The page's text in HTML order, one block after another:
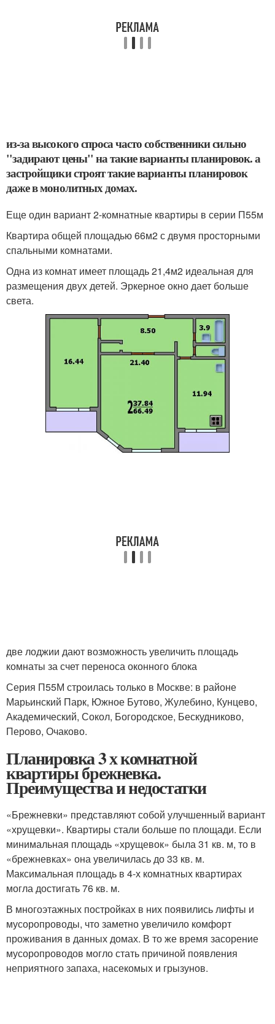
из-за высокого спроса часто собственники сильно
"задирают цены" на такие варианты планировок. а
застройщики строят такие варианты планировок
даже в монолитных домах.
Еще один вариант 2-комнатные квартиры в серии П55м
Квартира общей площадью 66м2 с двумя просторными
спальными комнатами.
Одна из комнат имеет площадь 21,4м2 идеальная для
размещения двух детей. Эркерное окно дает больше
света.
две лоджии дают возможность увеличить площадь
комнаты за счет переноса оконного блока
Серия П55М строилась только в Москве: в районе
Марьинский Парк, Южное Бутово, Жулебино, Кунцево,
Академический, Сокол, Богородское, Бескудниково,
Перово, Очаково.
Планировка 3 х комнатной
квартиры брежневка.
Преимущества и недостатки
«Брежневки» представляют собой улучшенный вариант
«хрущевки». Квартиры стали больше по площади. Если
минимальная площадь «хрущевок» была 31 кв. м, то в
«брежневках» она увеличилась до 33 кв. м.
Максимальная площадь в 4-х комнатных квартирах
могла достигать 76 кв. м.
В многоэтажных постройках в них появились лифты и
мусоропроводы, что заметно увеличило комфорт
проживания в данных домах. В то же время засорение
мусоропроводов могло стать причиной появления
неприятного запаха, насекомых и грызунов.